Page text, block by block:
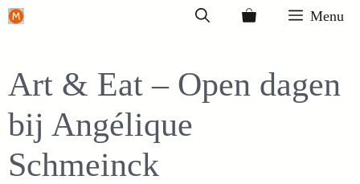
Ga
inhoud
Menu
Art & Eat – Open dagen
bij Angélique
Schmeinck